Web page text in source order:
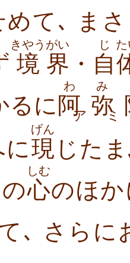
めて､ ま
境
きやう
界
がい
・ 自
じ
るに阿
わ
ア 弥
み
ミ
現
げん
じた
の心
しむ
のほ
､ さらに